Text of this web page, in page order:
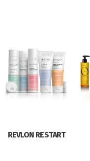
REVLON RESTART